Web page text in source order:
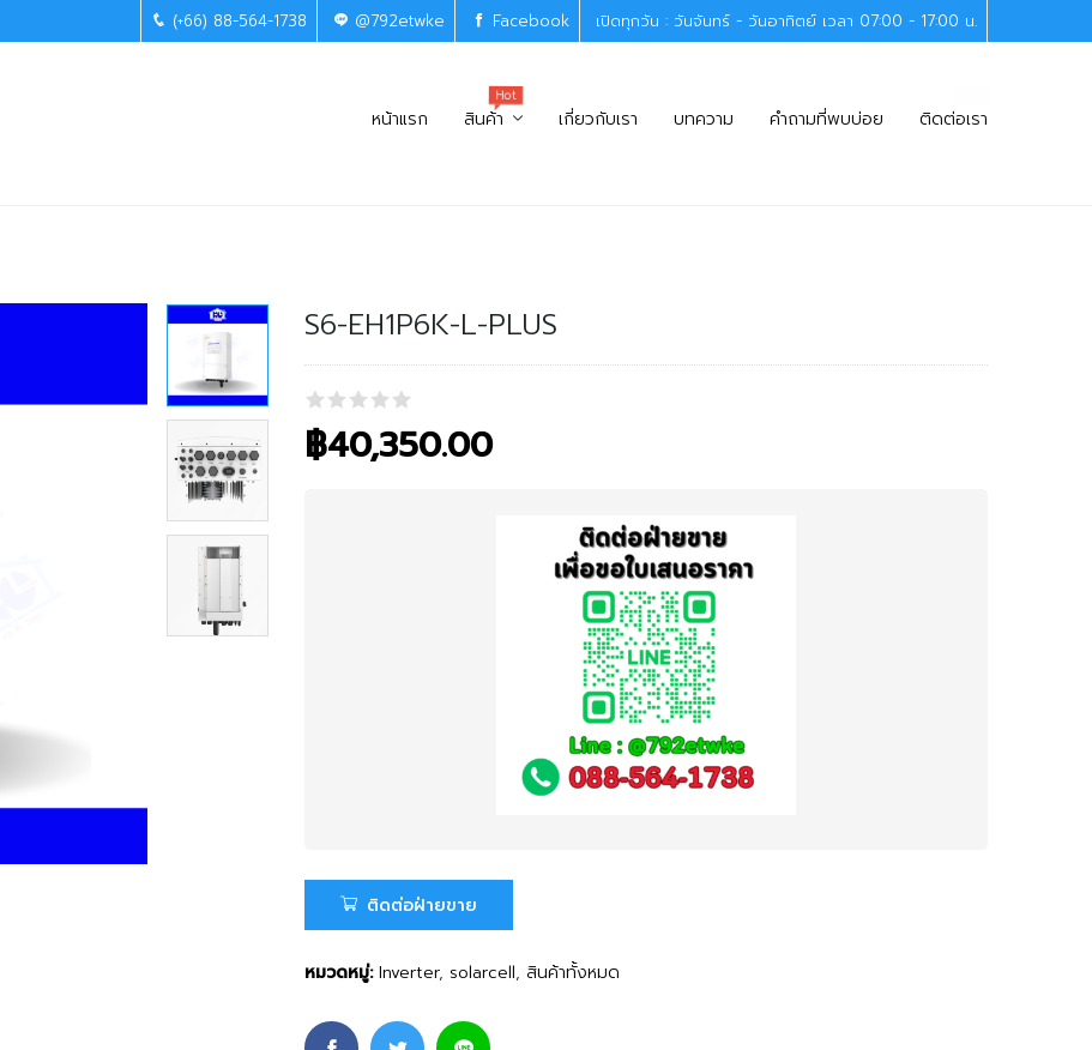
(+66) 88-564-1738 @792etwke Facebook เปิดทุกวัน : วันจันทร์ - วันอาทิตย์ เวลา 07:00 - 17:00 น.
หน้าแรก สินค้า
Hot
เกี่ยวกับเรา บทความ คำถามที่พบบ่อย ติดต่อเรา
S6-EH1P6K-L-PLUS
฿40,350.00
ติดต่อฝ่ายขาย
หมวดหมู่: Inverter, solarcell, สินค้าทั้งหมด